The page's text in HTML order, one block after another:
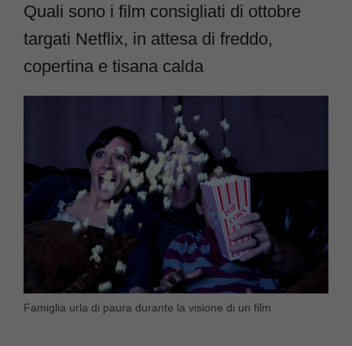
Quali sono i film consigliati di ottobre
targati Netflix, in attesa di freddo,
copertina e tisana calda
Famiglia urla di paura durante la visione di un film